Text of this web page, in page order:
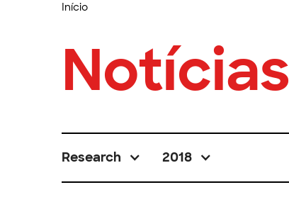
Início
Notícias
Research 2018